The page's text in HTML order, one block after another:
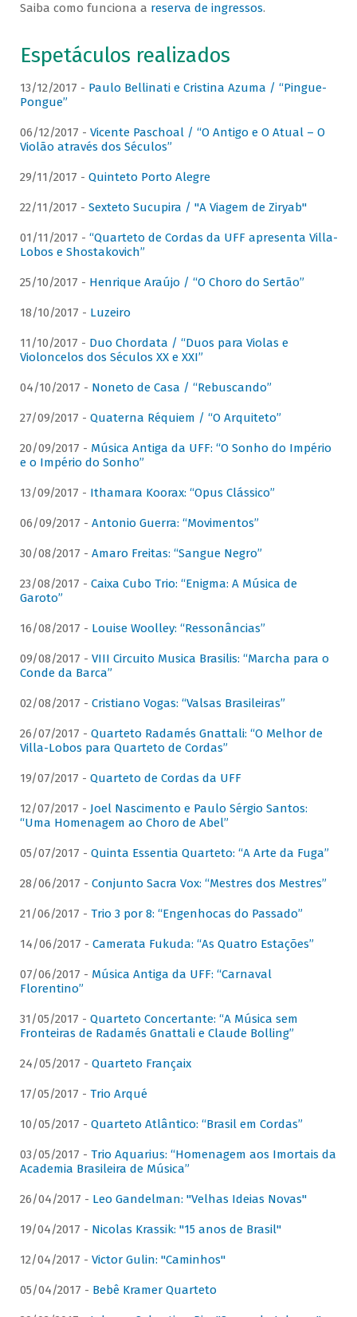
Saiba como funciona a reserva de ingressos.
Espetáculos realizados
13/12/2017 - Paulo Bellinati e Cristina Azuma / “Pingue-
Pongue”
06/12/2017 - Vicente Paschoal / “O Antigo e O Atual – O
Violão através dos Séculos”
29/11/2017 - Quinteto Porto Alegre
22/11/2017 - Sexteto Sucupira / "A Viagem de Ziryab"
01/11/2017 - “Quarteto de Cordas da UFF apresenta Villa-
Lobos e Shostakovich”
25/10/2017 - Henrique Araújo / “O Choro do Sertão”
18/10/2017 - Luzeiro
11/10/2017 - Duo Chordata / “Duos para Violas e
Violoncelos dos Séculos XX e XXI”
04/10/2017 - Noneto de Casa / “Rebuscando”
27/09/2017 - Quaterna Réquiem / “O Arquiteto”
20/09/2017 - Música Antiga da UFF: “O Sonho do Império
e o Império do Sonho”
13/09/2017 - Ithamara Koorax: “Opus Clássico”
06/09/2017 - Antonio Guerra: “Movimentos”
30/08/2017 - Amaro Freitas: “Sangue Negro”
23/08/2017 - Caixa Cubo Trio: “Enigma: A Música de
Garoto”
16/08/2017 - Louise Woolley: “Ressonâncias”
09/08/2017 - VIII Circuito Musica Brasilis: “Marcha para o
Conde da Barca”
02/08/2017 - Cristiano Vogas: “Valsas Brasileiras”
26/07/2017 - Quarteto Radamés Gnattali: “O Melhor de
Villa-Lobos para Quarteto de Cordas”
19/07/2017 - Quarteto de Cordas da UFF
12/07/2017 - Joel Nascimento e Paulo Sérgio Santos:
“Uma Homenagem ao Choro de Abel”
05/07/2017 - Quinta Essentia Quarteto: “A Arte da Fuga”
28/06/2017 - Conjunto Sacra Vox: “Mestres dos Mestres”
21/06/2017 - Trio 3 por 8: “Engenhocas do Passado”
14/06/2017 - Camerata Fukuda: “As Quatro Estações”
07/06/2017 - Música Antiga da UFF: “Carnaval
Florentino”
31/05/2017 - Quarteto Concertante: “A Música sem
Fronteiras de Radamés Gnattali e Claude Bolling”
24/05/2017 - Quarteto Françaix
17/05/2017 - Trio Arqué
10/05/2017 - Quarteto Atlântico: “Brasil em Cordas”
03/05/2017 - Trio Aquarius: “Homenagem aos Imortais da
Academia Brasileira de Música”
26/04/2017 - Leo Gandelman: "Velhas Ideias Novas"
19/04/2017 - Nicolas Krassik: "15 anos de Brasil"
12/04/2017 - Victor Gulin: "Caminhos"
05/04/2017 - Bebê Kramer Quarteto